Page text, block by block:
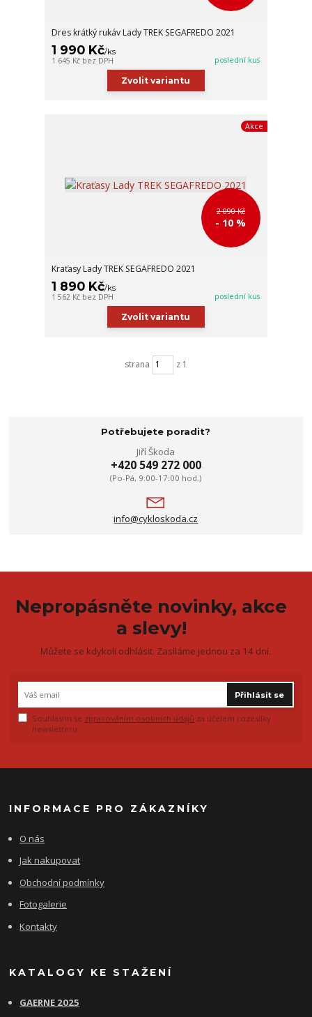
Dres krátký rukáv Lady TREK SEGAFREDO 2021
1 990 Kč/ks
1 645 Kč bez DPH poslední kus
Zvolit variantu
Akce
2 090 Kč
- 10 %
Kraťasy Lady TREK SEGAFREDO 2021
1 890 Kč/ks
1 562 Kč bez DPH poslední kus
Zvolit variantu
strana z 1
Potřebujete poradit?
Jiří Škoda
+420 549 272 000
(Po-Pá, 9:00-17:00 hod.)
info@cykloskoda.cz
Nepropásněte novinky, akce
a slevy!
Můžete se kdykoli odhlásit. Zasíláme jednou za 14 dní.
Přihlásit se
Souhlasím se zpracováním osobních údajů za účelem rozesílky
newsletteru.
INFORMACE PRO ZÁKAZNÍKY
O nás
Jak nakupovat
Obchodní podmínky
Fotogalerie
Kontakty
KATALOGY KE STAŽENÍ
GAERNE 2025